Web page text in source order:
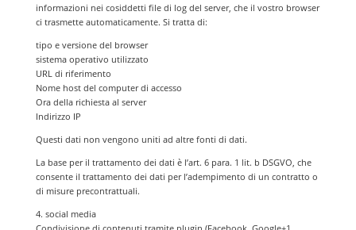
informazioni nei cosiddetti file di log del server, che il vostro browser
ci trasmette automaticamente. Si tratta di:
tipo e versione del browser
sistema operativo utilizzato
URL di riferimento
Nome host del computer di accesso
Ora della richiesta al server
Indirizzo IP
Questi dati non vengono uniti ad altre fonti di dati.
La base per il trattamento dei dati è l’art. 6 para. 1 lit. b DSGVO, che
consente il trattamento dei dati per l’adempimento di un contratto o
di misure precontrattuali.
4. social media